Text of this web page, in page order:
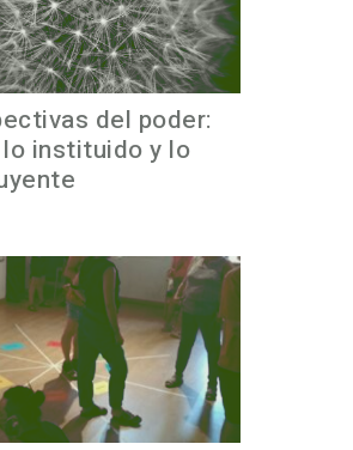
del poder:
instituido y lo